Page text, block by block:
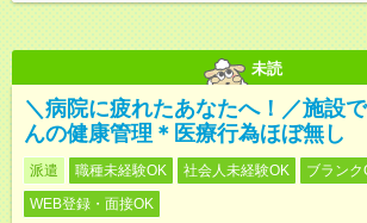
未読
＼病院に疲れたあなたへ！／施設
んの健康管理＊医療行為ほぼ無し
派遣 職種未経験OK 社会人未経験OK
ブランク
WEB登録・面接OK